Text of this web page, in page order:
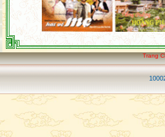
Trang